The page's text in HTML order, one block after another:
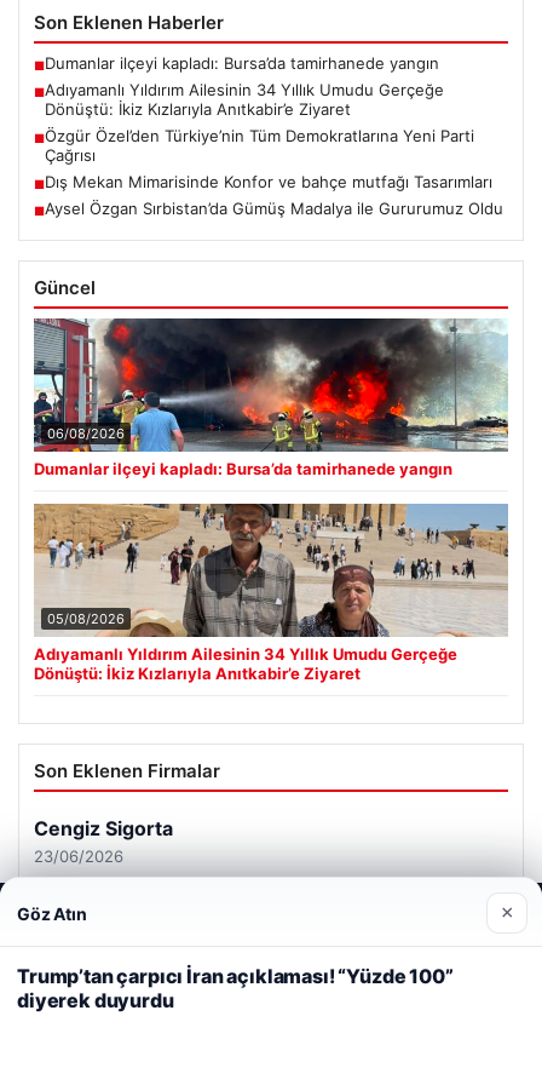
Son Eklenen Haberler
■Dumanlar ilçeyi kapladı: Bursa’da tamirhanede yangın
■Adıyamanlı Yıldırım Ailesinin 34 Yıllık Umudu Gerçeğe
Dönüştü: İkiz Kızlarıyla Anıtkabir’e Ziyaret
■Özgür Özel’den Türkiye’nin Tüm Demokratlarına Yeni Parti
Çağrısı
■Dış Mekan Mimarisinde Konfor ve bahçe mutfağı Tasarımları
■Aysel Özgan Sırbistan’da Gümüş Madalya ile Gururumuz Oldu
Güncel
06/08/2026
Dumanlar ilçeyi kapladı: Bursa’da tamirhanede yangın
05/08/2026
Adıyamanlı Yıldırım Ailesinin 34 Yıllık Umudu Gerçeğe
Dönüştü: İkiz Kızlarıyla Anıtkabir’e Ziyaret
Son Eklenen Firmalar
Web sitemizi nasıl kullandığınızı daha iyi anlayabilmek,
deneyiminizi kişiselleştirmek ve geliştirmek amacıyla çerezler
kullanıyoruz.
Çerez Politikamız
Reddet Kabul Et
Göz Atın ×
Trump’tan çarpıcı İran açıklaması! “Yüzde 100”
diyerek duyurdu